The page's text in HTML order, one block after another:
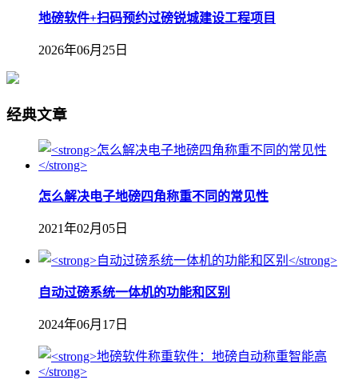
地磅软件+扫码预约过磅锐城建设工程项目
2026年06月25日
经典文章
怎么解决电子地磅四角称重不同的常见性
2021年02月05日
自动过磅系统一体机的功能和区别
2024年06月17日